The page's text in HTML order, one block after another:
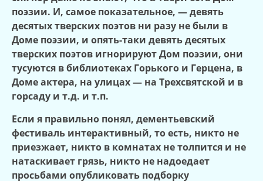
поэзии. И, самое показательное, — девять
десятых тверских поэтов ни разу не были в
Доме поэзии, и опять-таки девять десятых
тверских поэтов игнорируют Дом поэзии, они
тусуются в библиотеках Горького и Герцена, в
Доме актера, на улицах — на Трехсвятской и в
горсаду и т.д. и т.п.
Если я правильно понял, дементьевский
фестиваль интерактивный, то есть, никто не
приезжает, никто в комнатах не толпится и не
натаскивает грязь, никто не надоедает
просьбами опубликовать подборку